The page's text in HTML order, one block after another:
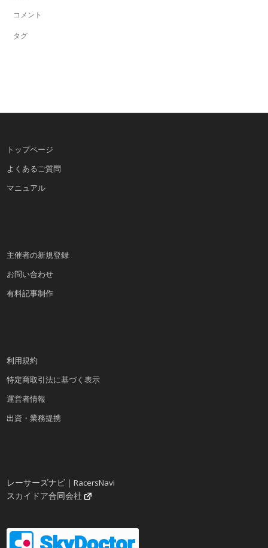
コメント
タグ
トップページ
よくあるご質問
マニュアル
主催者の新規登録
お問い合わせ
有料記事制作
利用規約
特定商取引法に基づく表示
運営者情報
出資・業務提携
レーサーズナビ｜RacersNavi
スカイドア合同会社